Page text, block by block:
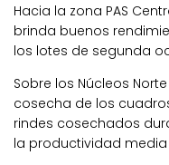
Hacia la zona PAS
brinda buenos
los lotes de segunda
Sobre los Núcleos
cosecha de los
rindes cosechados
la productividad